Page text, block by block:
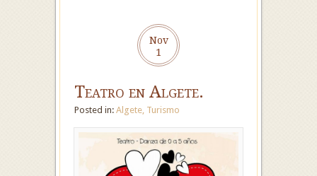
Nov
1
Teatro en Algete.
Posted in: Algete, Turismo